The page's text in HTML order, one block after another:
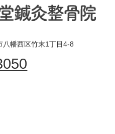
幡西区竹末1丁目4-8